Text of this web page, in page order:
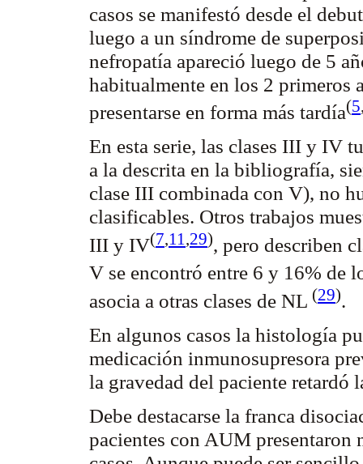
casos se manifestó desde el
luego a un síndrome de
nefropatía apareció luego de 5
habitualmente en los 2 primeros
presentarse en forma más tardía(5
En esta serie, las clases III y IV
a la descrita en la bibliografía,
clase III combinada con V), no
clasificables. Otros trabajos
III y IV(7,11 ,29), pero describen
V se encontró entre 6 y 16% de
asocia a otras clases de NL (29).
En algunos casos la histología
medicación inmunosupresora
la gravedad del paciente
Debe destacarse la franca
pacientes con AUM